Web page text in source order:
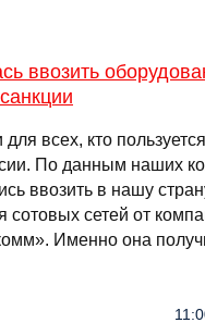
ввозить
всех, кто
По данным наших
ввозить в нашу
сотовых сетей от
Именно она